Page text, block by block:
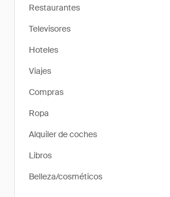
Restaurantes
Televisores
Hoteles
Viajes
Compras
Ropa
Alquiler de coches
Libros
Belleza/cosméticos